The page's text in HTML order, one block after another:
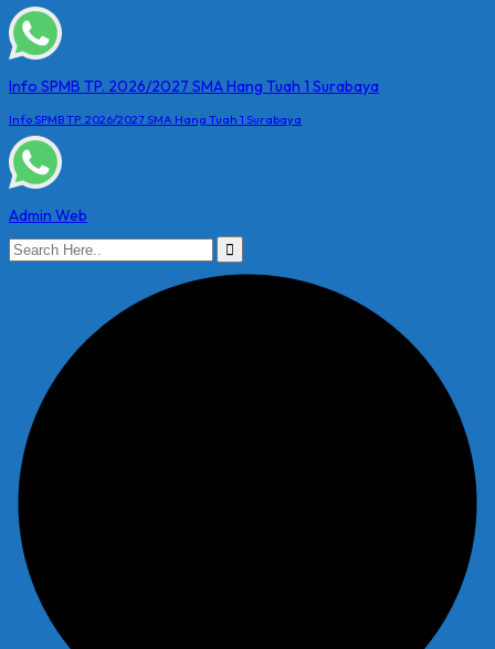
Info SPMB TP. 2026/2027 SMA Hang Tuah 1 Surabaya
Info SPMB TP. 2026/2027 SMA Hang Tuah 1 Surabaya
Admin Web